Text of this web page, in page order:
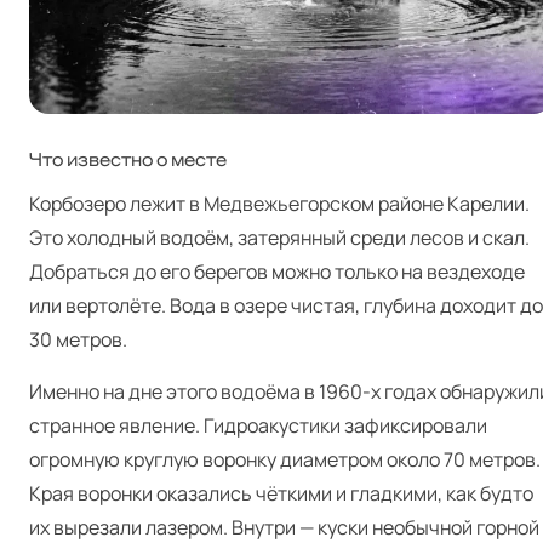
Что известно о месте
Корбозеро лежит в Медвежьегорском районе Карелии.
Это холодный водоём, затерянный среди лесов и скал.
Добраться до его берегов можно только на вездеходе
или вертолёте. Вода в озере чистая, глубина доходит до
30 метров.
Именно на дне этого водоёма в 1960‑х годах
странное явление. Гидроакустики зафиксировали
огромную круглую воронку диаметром около 70 метров.
Края воронки оказались чёткими и гладкими, как будто
их вырезали лазером. Внутри — куски необычной горной